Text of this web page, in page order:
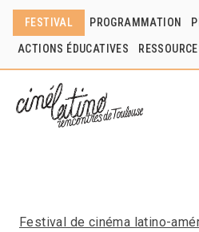
FESTIVAL PROGRAMMATION
ACTIONS ÉDUCATIVES
Festival de cinéma latino-